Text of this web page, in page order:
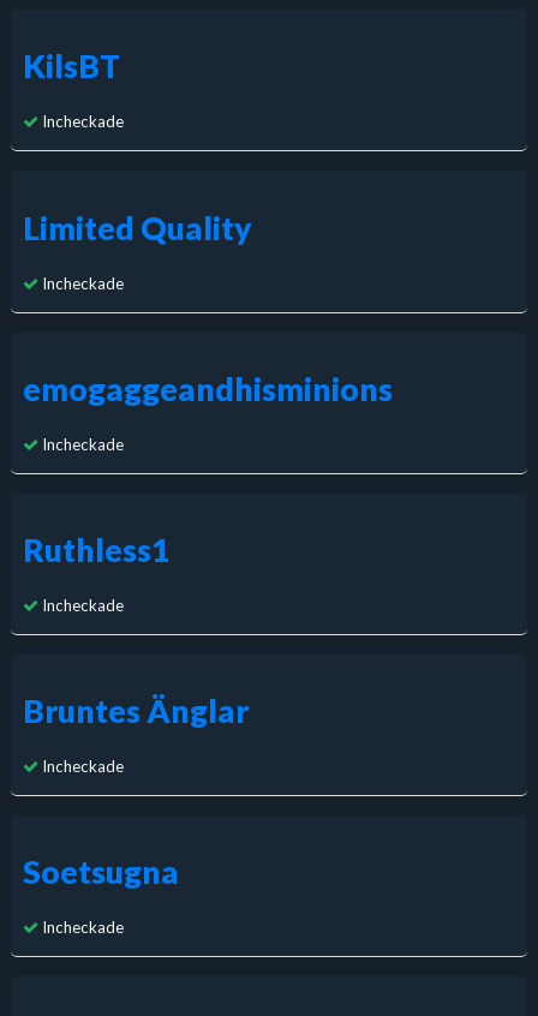
KilsBT
Incheckade
Limited Quality
Incheckade
emogaggeandhisminions
Incheckade
Ruthless1
Incheckade
Bruntes Änglar
Incheckade
Soetsugna
Incheckade